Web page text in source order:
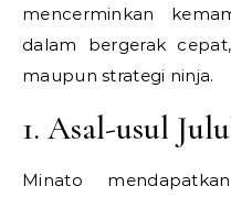
mencerminkan
dalam bergerak
maupun strategi ninja.
1. Asal-usul
Minato